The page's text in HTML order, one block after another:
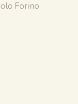
Forino